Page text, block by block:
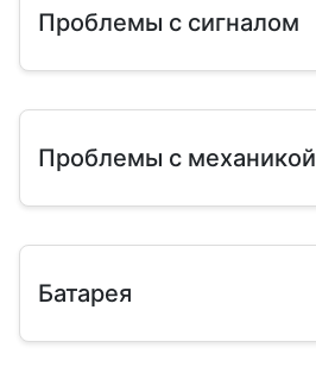
Проблемы с сигналом
Проблемы с механикой
Батарея